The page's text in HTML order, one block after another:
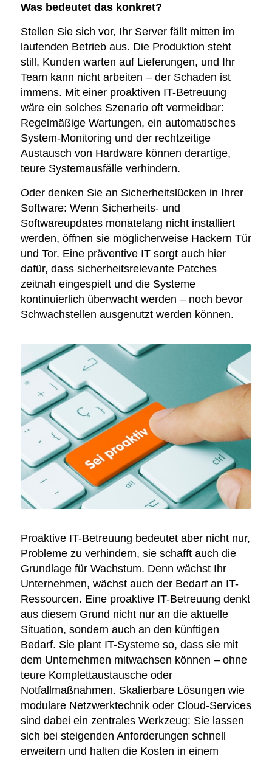
Was bedeutet das konkret?
Stellen Sie sich vor, Ihr Server fällt mitten im
laufenden Betrieb aus. Die Produktion steht
still, Kunden warten auf Lieferungen, und Ihr
Team kann nicht arbeiten – der Schaden ist
immens. Mit einer proaktiven IT-Betreuung
wäre ein solches Szenario oft vermeidbar:
Regelmäßige Wartungen, ein automatisches
System-Monitoring und der rechtzeitige
Austausch von Hardware können derartige,
teure Systemausfälle verhindern.
Oder denken Sie an Sicherheitslücken in Ihrer
Software: Wenn Sicherheits- und
Softwareupdates monatelang nicht installiert
werden, öffnen sie möglicherweise Hackern Tür
und Tor. Eine präventive IT sorgt auch hier
dafür, dass sicherheitsrelevante Patches
zeitnah eingespielt und die Systeme
kontinuierlich überwacht werden – noch bevor
Schwachstellen ausgenutzt werden können.
Proaktive IT-Betreuung bedeutet aber nicht nur,
Probleme zu verhindern, sie schafft auch die
Grundlage für Wachstum. Denn wächst Ihr
Unternehmen, wächst auch der Bedarf an IT-
Ressourcen. Eine proaktive IT-Betreuung denkt
aus diesem Grund nicht nur an die aktuelle
Situation, sondern auch an den künftigen
Bedarf. Sie plant IT-Systeme so, dass sie mit
dem Unternehmen mitwachsen können – ohne
teure Komplettaustausche oder
Notfallmaßnahmen. Skalierbare Lösungen wie
modulare Netzwerktechnik oder Cloud-Services
sind dabei ein zentrales Werkzeug: Sie lassen
sich bei steigenden Anforderungen schnell
erweitern und halten die Kosten in einem